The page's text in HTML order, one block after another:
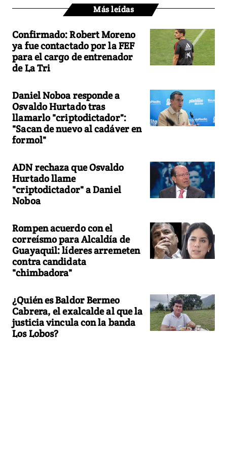
Más leídas
Confirmado: Robert Moreno
ya fue contactado por la FEF
para el cargo de entrenador
de La Tri
Daniel Noboa responde a
Osvaldo Hurtado tras
llamarlo "criptodictador":
"Sacan de nuevo al cadáver en
formol"
ADN rechaza que Osvaldo
Hurtado llame
"criptodictador" a Daniel
Noboa
Rompen acuerdo con el
correísmo para Alcaldía de
Guayaquil: líderes arremeten
contra candidata
"chimbadora"
¿Quién es Baldor Bermeo
Cabrera, el exalcalde al que la
justicia vincula con la banda
Los Lobos?